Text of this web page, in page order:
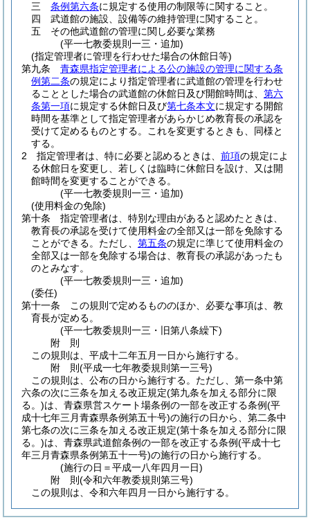
三
条例第六条に規定する使用の制限等に関すること。
四
武道館の施設、設備等の維持管理に関すること。
五
その他武道館の管理に関し必要な業務
(平一七教委規則一三・追加)
(指定管理者に管理を行わせた場合の休館日等)
第九条
青森県指定管理者による公の施設の管理に関する条
例第二条の規定により指定管理者に武道館の管理を行わせ
ることとした場合の武道館の休館日及び開館時間は、 第六
条第一項に規定する休館日及び第七条本文に規定する開館
時間を基準として指定管理者があらかじめ教育長の承認を
受けて定めるものとする。
これを変更するときも、同様と
する。
2
指定管理者は、特に必要と認めるときは、 前項の規定によ
る休館日を変更し、若しくは臨時に休館日を設け、又は開
館時間を変更することができる。
(平一七教委規則一三・追加)
(使用料金の免除)
第十条
指定管理者は、特別な理由があると認めたときは、
教育長の承認を受けて使用料金の全部又は一部を免除する
ことができる。 ただし、 第五条の規定に準じて使用料金の
全部又は一部を免除する場合は、教育長の承認があったも
のとみなす。
(平一七教委規則一三・追加)
(委任)
第十一条
この規則で定めるもののほか、必要な事項は、教
育長が定める。
(平一七教委規則一三・旧第八条繰下)
附 則
この規則は、平成十二年五月一日から施行する。
附 則(平成一七年教委規則第一三号)
この規則は、公布の日から施行する。 ただし、第一条中第
六条の次に三条を加える改正規定(第九条を加える部分に限
る。)は、青森県営スケート場条例の一部を改正する条例(平
成十七年三月青森県条例第五十号)の施行の日から、第二条中
第七条の次に三条を加える改正規定(第十条を加える部分に限
る。)は、青森県武道館条例の一部を改正する条例(平成十七
年三月青森県条例第五十一号)の施行の日から施行する。
(施行の日＝平成一八年四月一日)
附 則(令和六年教委規則第三号)
この規則は、令和六年四月一日から施行する。